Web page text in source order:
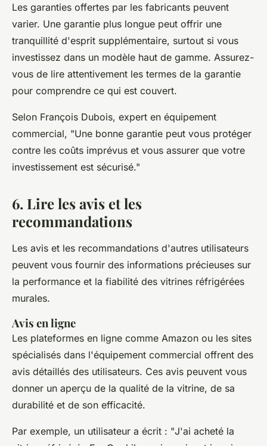
Les garanties offertes par les fabricants peuvent
varier. Une garantie plus longue peut offrir une
tranquillité d'esprit supplémentaire, surtout si vous
investissez dans un modèle haut de gamme. Assurez-
vous de lire attentivement les termes de la garantie
pour comprendre ce qui est couvert.
Selon François Dubois, expert en équipement
commercial, "Une bonne garantie peut vous protéger
contre les coûts imprévus et vous assurer que votre
investissement est sécurisé."
6. Lire les avis et les
recommandations
Les avis et les recommandations d'autres utilisateurs
peuvent vous fournir des informations précieuses sur
la performance et la fiabilité des vitrines réfrigérées
murales.
Avis en ligne
Les plateformes en ligne comme Amazon ou les sites
spécialisés dans l'équipement commercial offrent des
avis détaillés des utilisateurs. Ces avis peuvent vous
donner un aperçu de la qualité de la vitrine, de sa
durabilité et de son efficacité.
Par exemple, un utilisateur a écrit : "J'ai acheté la